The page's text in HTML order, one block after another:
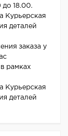
до 18.00.
Курьерская
деталей
заказа у
рамках
Курьерская
деталей